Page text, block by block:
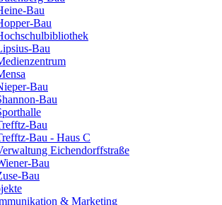
Bau
Bau
Bau
Bau
Bau
Bau
Bau - Haus C
Eichendorffstraße
Bau
Bau
& Marketing